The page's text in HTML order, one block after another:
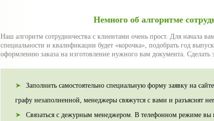
Немного об алгоритме
Наш алгоритм сотрудничества с клиентами очень прост. Для начала
специальности и квалификации будет «корочка», подобрать год
оформлению заказа на изготовление нужного вам документа.
Заполнить самостоятельно специальную форму заявку на
графу незаполненной, менеджеры свяжутся с вами и разъяснят
Связаться с дежурным менеджером. В телефонном режиме вы